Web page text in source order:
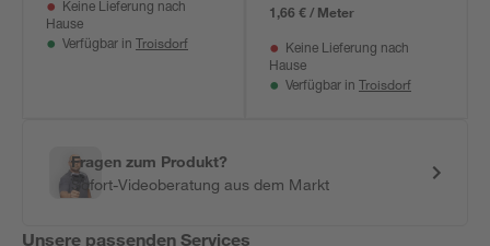
Keine Lieferung nach
Hause
Verfügbar in Troisdorf
cm
1,66 € / Meter
Keine Lieferung nach
Hause
Verfügbar in Troisdorf
Fragen zum Produkt?
Sofort-Videoberatung aus dem Markt
Unsere passenden Services